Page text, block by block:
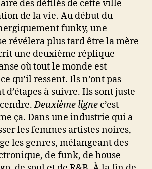
des défilés de cette ville –
de la vie. Au début du
funky, une
révélera plus tard être la mère
une deuxième réplique
où tout le monde est
qu’il ressent. Ils n’ont pas
d’étapes à suivre. Ils sont juste
Deuxième ligne c’est
ça. Dans une industrie qui a
les femmes artistes noires,
les genres, mélangeant des
de funk, de house